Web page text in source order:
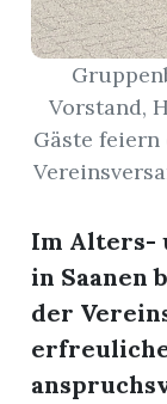
Vorstand,
Gäste
Im Alters-
in Saanen
der